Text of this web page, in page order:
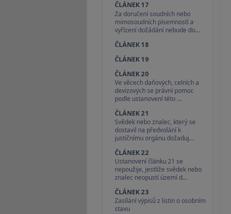
ČLÁNEK 17
Za doručení soudních nebo
mimosoudních písemností a
vyřízení dožádání nebude do…
ČLÁNEK 18
ČLÁNEK 19
ČLÁNEK 20
Ve věcech daňových, celních a
devizových se právní pomoc
podle ustanovení této …
ČLÁNEK 21
Svědek nebo znalec, který se
dostavil na předvolání k
justičnímu orgánu dožaduj…
ČLÁNEK 22
Ustanovení článku 21 se
nepoužije, jestliže svědek nebo
znalec neopustí území d…
ČLÁNEK 23
Zasílání výpisů z listin o osobním
stavu